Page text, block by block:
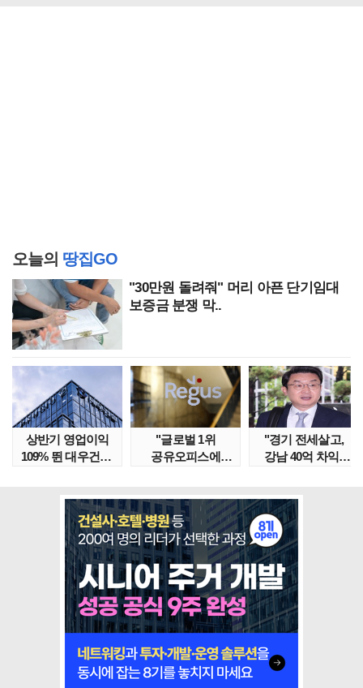
오늘의 땅집GO
"30만원 돌려줘" 머리 아픈 단기임대
보증금 분쟁 막..
상반기 영업이익
109% 뛴 대우건설,
"글로벌 1위
공유오피스에
"경기 전세살고,
강남 40억 차익"